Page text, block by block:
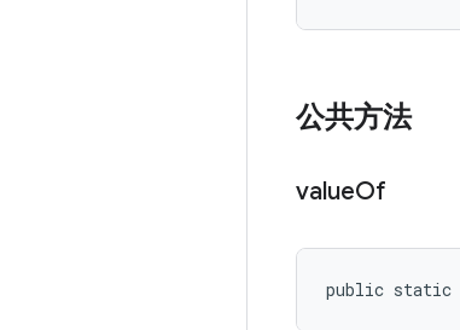
公共方法
valueOf
public static